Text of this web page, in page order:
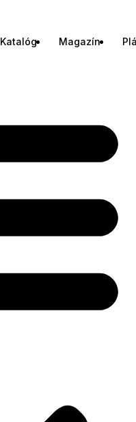
Katalóg Magazín